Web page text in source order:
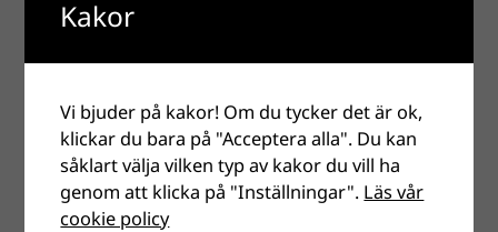
Kakor
Vi bjuder på kakor! Om du tycker det är ok,
klickar du bara på "Acceptera alla". Du kan
såklart välja vilken typ av kakor du vill ha
genom att klicka på "Inställningar". Läs vår
cookie policy